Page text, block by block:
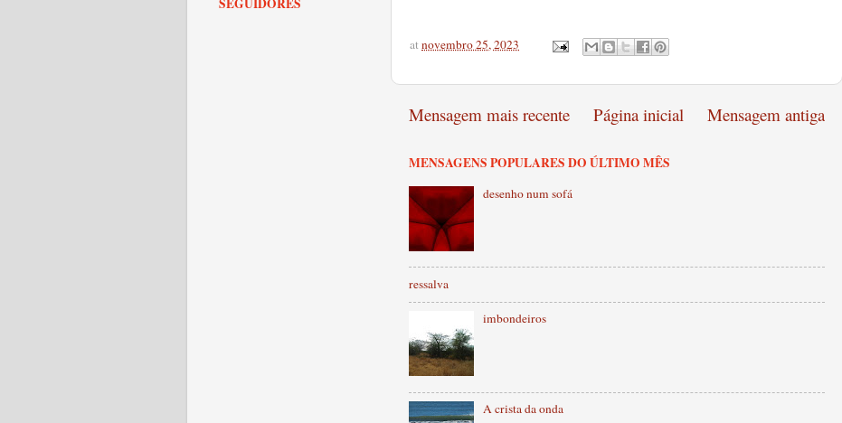
atnovembro 25, 2023
Mensagem mais recente Mensagem antiga
Página inicial
MENSAGENS POPULARES DO ÚLTIMO MÊS
desenho num sofá
ressalva
imbondeiros
A crista da onda